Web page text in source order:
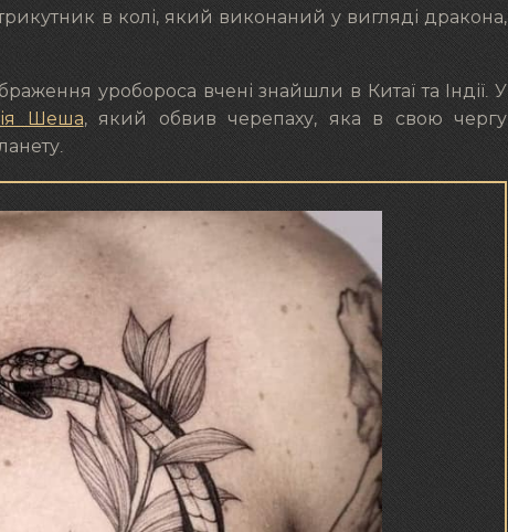
в колі, який виконаний у вигляді дракона,
уробороса вчені знайшли в Китаї та Індії. У
Шеша, який обвив черепаху, яка в свою чергу